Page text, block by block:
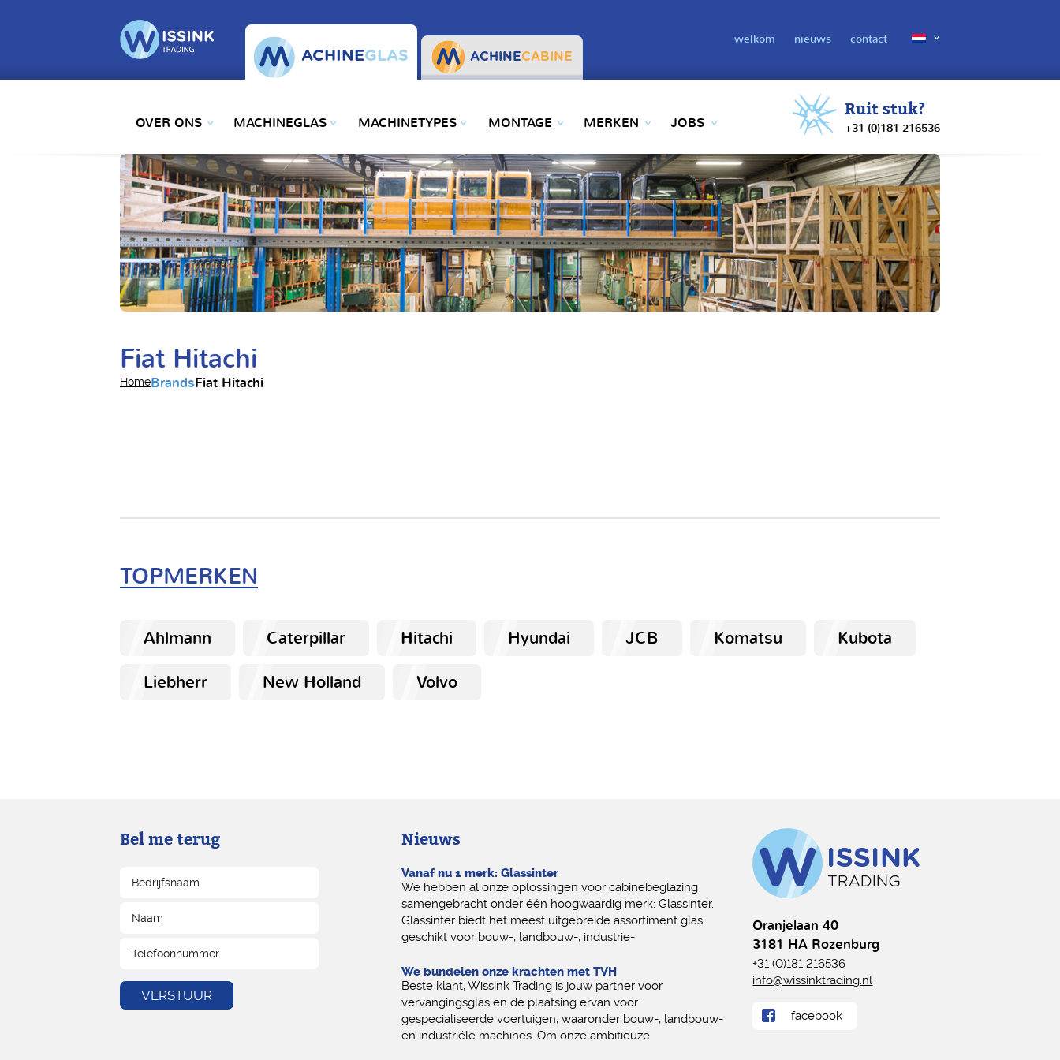
ACHINEGLAS ACHINECABINE
welkom nieuws contact
OVER ONS MACHINEGLAS MACHINETYPES MONTAGE MERKEN JOBS
Ruit stuk?
+31 (0)181 216536
Fiat Hitachi
HomeBrandsFiat Hitachi
TOPMERKEN
Ahlmann Caterpillar Hitachi Hyundai JCB Komatsu
Kubota
Liebherr
New Holland Volvo
Bel me terug Nieuws
Vanaf nu 1 merk: Glassinter
We hebben al onze oplossingen voor cabinebeglazing
samengebracht onder één hoogwaardig merk: Glassinter.
Glassinter biedt het meest uitgebreide assortiment glas
geschikt voor bouw-, landbouw-, industrie-
We bundelen onze krachten met TVH
Beste klant, Wissink Trading is jouw partner voor
vervangingsglas en de plaatsing ervan voor
gespecialiseerde voertuigen, waaronder bouw-, landbouw-
en industriële machines. Om onze ambitieuze
Oranjelaan 40
3181 HA Rozenburg
+31 (0)181 216536
info@wissinktrading.nl
facebook